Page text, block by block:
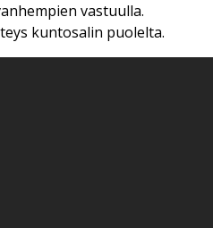
vastuulla.
kuntosalin puolelta.
TRAINING